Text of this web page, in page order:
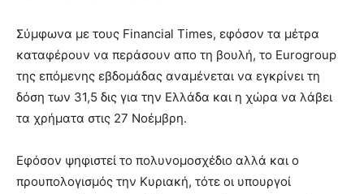
Σύμφωνα με τους Financial Times, εφόσον τα μέτρα
καταφέρουν να περάσουν απο τη βουλή, το Eurogroup
της επόμενης εβδομάδας αναμένεται να εγκρίνει τη
δόση των 31,5 δις για την Ελλάδα και η χώρα να λάβει
τα χρήματα στις 27 Νοέμβρη.
Εφόσον ψηφιστεί το πολυνομοσχέδιο αλλά και ο
προυπολογισμός την Κυριακή, τότε οι υπουργοί